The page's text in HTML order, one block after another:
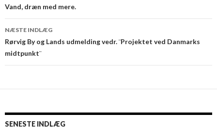
Vand, dræn med mere.
NÆSTE INDLÆG
Rørvig By og Lands udmelding vedr. ¨Projektet ved Danmarks
midtpunkt¨
SENESTE INDLÆG